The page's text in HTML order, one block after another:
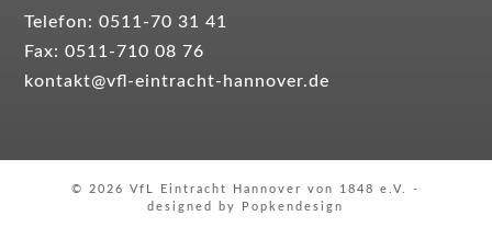
Telefon: 0511-70 31 41
Fax: 0511-710 08 76
kontakt@vfl-eintracht-hannover.de
© 2026 VfL Eintracht Hannover von 1848 e.V. -
designed by Popkendesign